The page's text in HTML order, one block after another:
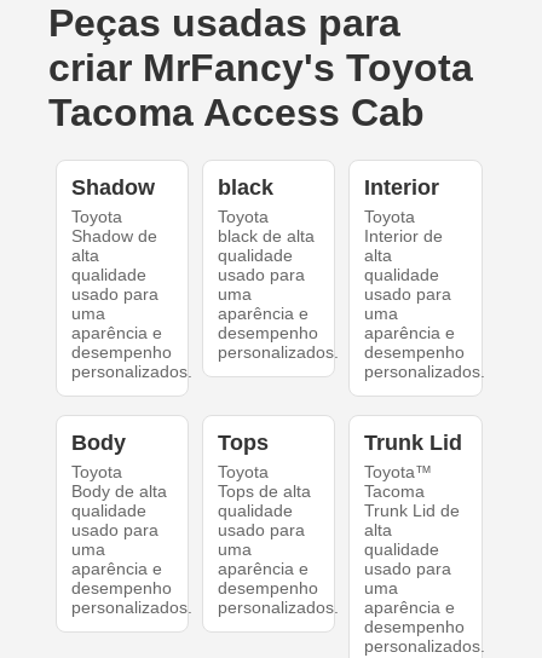
Peças usadas para
criar MrFancy's Toyota
Tacoma Access Cab
Shadow
Toyota
Shadow de
alta
qualidade
usado para
uma
aparência e
desempenho
personalizados.
black
Toyota
black de alta
qualidade
usado para
uma
aparência e
desempenho
personalizados.
Interior
Toyota
Interior de
alta
qualidade
usado para
uma
aparência e
desempenho
personalizados.
Body
Toyota
Body de alta
qualidade
usado para
uma
aparência e
desempenho
personalizados.
Tops
Toyota
Tops de alta
qualidade
usado para
uma
aparência e
desempenho
personalizados.
Trunk Lid
Toyota™
Tacoma
Trunk Lid de
alta
qualidade
usado para
uma
aparência e
desempenho
personalizados.